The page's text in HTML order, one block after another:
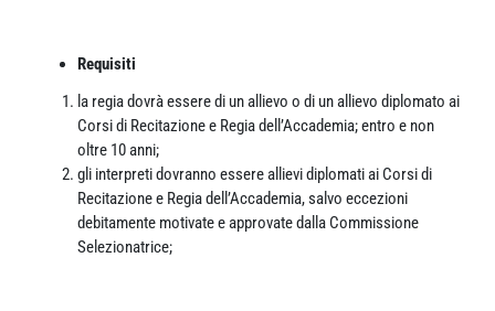
Requisiti
la regia dovrà essere di un allievo o di un allievo diplomato ai
Corsi di Recitazione e Regia dell’Accademia; entro e non
oltre 10 anni;
gli interpreti dovranno essere allievi diplomati ai Corsi di
Recitazione e Regia dell’Accademia, salvo eccezioni
debitamente motivate e approvate dalla Commissione
Selezionatrice;